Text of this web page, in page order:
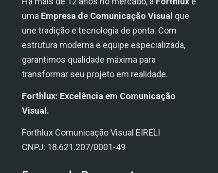
uma Empresa de Comunicação Visual que
une tradição e tecnologia de ponta. Com
estrutura moderna e equipe especializada,
garantimos qualidade máxima para
transformar seu projeto em realidade.
Forthlux: Excelência em Comunicação
Visual.
Forthlux Comunicação Visual EIRELI
CNPJ: 18.621.207/0001-49